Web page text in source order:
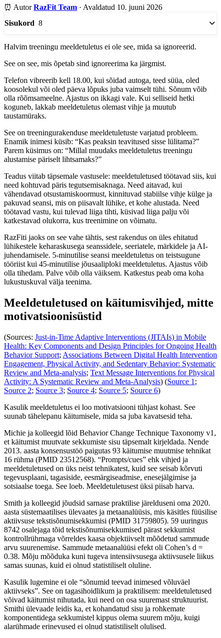
⏰ AutorRazFit Team · Avaldatud 10. juuni 2026
Sisukord 8
Halvim treeningu meeldetuletus ei ole see, mida sa ignoreerid.
See on see, mis õpetab sind ignoreerima ka järgmist.
Telefon vibreerib kell 18.00, kui sõidad autoga, teed süüa, oled
koosolekul või oled päeva lõpuks juba vaimselt tühi. Sõnum võib
olla rõõmsameelne. Ajastus on ikkagi vale. Kui selliseid hetki
koguneb, lakkab meeldetuletus olemast vihje ja muutub
taustamüraks.
See on treeningurakenduse meeldetuletuste varjatud probleem.
Enamik inimesi küsib: “Kas peaksin teavitused sisse lülitama?”
Parem küsimus on: “Millal muudaks meeldetuletus treeningu
alustamise päriselt lihtsamaks?”
Teadus viitab täpsemale vastusele: meeldetuletused töötavad siis, kui
need kohtuvad päris tegutsemisaknaga. Need aitavad, kui
vähendavad otsustamiskoormust, kinnituvad stabiilse vihje külge ja
pakuvad seansi, mis on piisavalt lühike, et kohe alustada. Need
töötavad vastu, kui tulevad liiga tihti, küsivad liiga palju või
katkestavad olukorra, kus treenimine on võimatu.
RazFiti jaoks on see vahe tähtis, sest rakendus on üles ehitatud
lühikestele keharaskusega seanssidele, seeriatele, märkidele ja AI-
juhendamisele. 5-minutilise seansi meeldetuletus on teistsugune
tööriist kui 45-minutilise jõusaaliploki meeldetuletus. Ajastus võib
olla tihedam. Palve võib olla väiksem. Katkestus peab oma koha
lukustuskuval välja teenima.
Meeldetuletused on käitumisvihjed, mitte
motivatsioonisüstid
(Sources: Just-in-Time Adaptive Interventions (JITAIs) in Mobile
Health: Key Components and Design Principles for Ongoing Health
Behavior Support; Associations Between Digital Health Intervention
Engagement, Physical Activity, and Sedentary Behavior: Systematic
Review and Meta-analysis; Text Message Interventions for Physical
Activity: A Systematic Review and Meta-Analysis) (Source 1 ;
Source 2; Source 3; Source 4; Source 5; Source 6)
Kasulik meeldetuletus ei loo motivatsiooni tühjast kohast. See
suunab tähelepanu käitumisele, mida sa juba kavatsesid teha.
Michie ja kolleegid lõid Behavior Change Technique Taxonomy v1,
et käitumist muutvate sekkumiste sisu täpsemalt kirjeldada. Nende
2013. aasta konsensustöö paigutas 93 käitumise muutmise tehnikat
16 rühma (PMID 23512568). “Prompts/cues” ehk vihjed ja
meeldetuletused on üks neist tehnikatest, kuid see seisab kõrvuti
tegevusplaani, tagasiside, eesmärgiseadmise, enesejälgimise ja
sotsiaalse toega. See loeb. Meeldetuletusest üksi piisab harva.
Smith ja kolleegid jõudsid sarnase praktilise järelduseni oma 2020.
aasta süstemaatilises ülevaates ja metaanalüüsis, mis käsitles füüsilise
aktiivsuse tekstisõnumisekkumisi (PMID 31759805). 59 uuringus
8742 osalejaga tõid tekstisõnumisekkumised pärast sekkumist
kontrollrühmaga võrreldes kaasa objektiivselt mõõdetud sammude
arvu suurenemise. Sammude metaanalüüsi efekt oli Cohen’s d =
0.38. Mõju mõõduka kuni tugeva intensiivsusega aktiivsusele liikus
samas suunas, kuid ei olnud statistiliselt oluline.
Kasulik lugemine ei ole “sõnumid teevad inimesed võluväel
aktiivseks”. See on tagasihoidlikum ja praktilisem: meeldetuletused
võivad käitumist nihutada, kui need on osa suuremast struktuurist.
Smithi ülevaade leidis ka, et kohandatud sisu ja rohkemate
komponentidega sekkumistel kippus olema suurem mõju, kuigi
alarühmade erinevused ei olnud statistiliselt olulised.